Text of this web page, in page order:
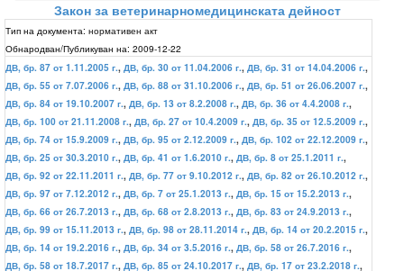
Закон за ветеринарномедицинската дейност
Тип на документа: нормативен акт
Обнародван/Публикуван на: 2009-12-22
ДВ, бр. 87 от 1.11.2005 г., ДВ, бр. 30 от 11.04.2006 г., ДВ, бр. 31 от 14.04.2006 г.,
ДВ, бр. 55 от 7.07.2006 г., ДВ, бр. 88 от 31.10.2006 г., ДВ, бр. 51 от 26.06.2007 г.,
ДВ, бр. 84 от 19.10.2007 г., ДВ, бр. 13 от 8.2.2008 г., ДВ, бр. 36 от 4.4.2008 г.,
ДВ, бр. 100 от 21.11.2008 г., ДВ, бр. 27 от 10.4.2009 г., ДВ, бр. 35 от 12.5.2009 г.,
ДВ, бр. 74 от 15.9.2009 г., ДВ, бр. 95 от 2.12.2009 г., ДВ, бр. 102 от 22.12.2009 г.,
ДВ, бр. 25 от 30.3.2010 г., ДВ, бр. 41 от 1.6.2010 г., ДВ, бр. 8 от 25.1.2011 г.,
ДВ, бр. 92 от 22.11.2011 г., ДВ, бр. 77 от 9.10.2012 г., ДВ, бр. 82 от 26.10.2012 г.,
ДВ, бр. 97 от 7.12.2012 г., ДВ, бр. 7 от 25.1.2013 г., ДВ, бр. 15 от 15.2.2013 г.,
ДВ, бр. 66 от 26.7.2013 г., ДВ, бр. 68 от 2.8.2013 г., ДВ, бр. 83 от 24.9.2013 г.,
ДВ, бр. 99 от 15.11.2013 г., ДВ, бр. 98 от 28.11.2014 г., ДВ, бр. 14 от 20.2.2015 г.,
ДВ, бр. 14 от 19.2.2016 г., ДВ, бр. 34 от 3.5.2016 г., ДВ, бр. 58 от 26.7.2016 г.,
ДВ, бр. 58 от 18.7.2017 г., ДВ, бр. 85 от 24.10.2017 г., ДВ, бр. 17 от 23.2.2018 г.,